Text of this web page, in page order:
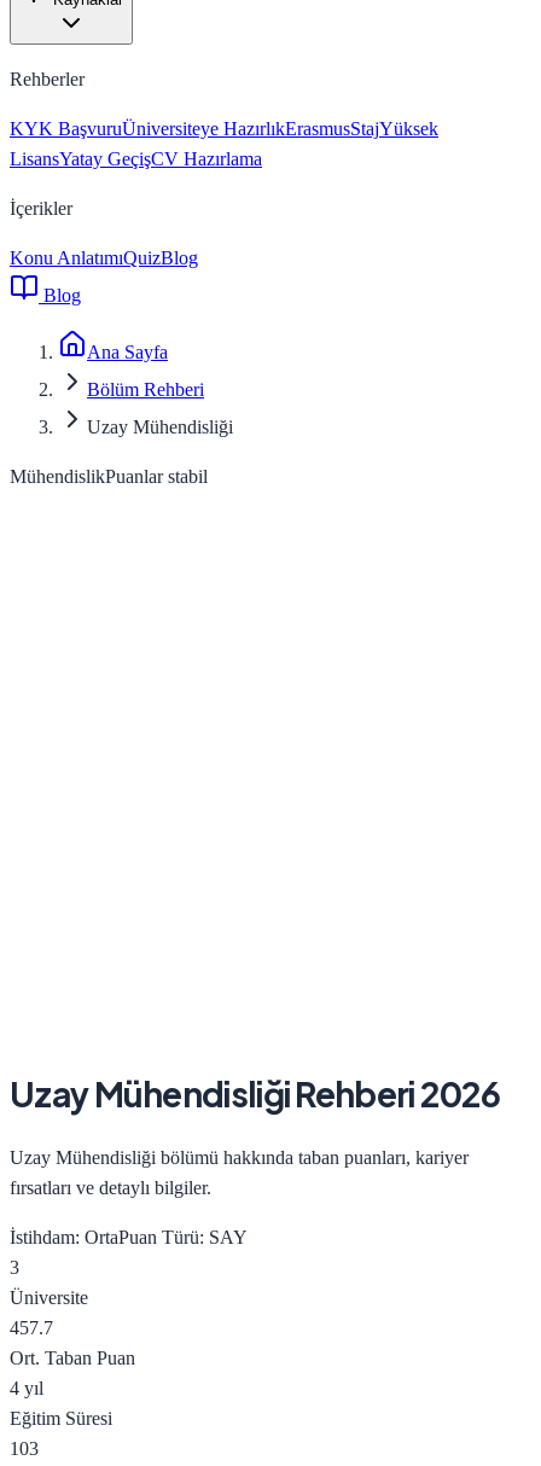
Rehberler
KYK BaşvuruÜniversiteye HazırlıkErasmusStajYüksek
LisansYatay GeçişCV Hazırlama
İçerikler
Konu AnlatımıQuizBlog
Blog
Ana Sayfa
Bölüm Rehberi
Uzay Mühendisliği
MühendislikPuanlar stabil
Uzay MühendisliğiRehberi 2026
Uzay Mühendisliği bölümü hakkında taban puanları, kariyer
fırsatları ve detaylı bilgiler.
İstihdam: OrtaPuan Türü: SAY
3
Üniversite
457.7
Ort. Taban Puan
4 yıl
Eğitim Süresi
103